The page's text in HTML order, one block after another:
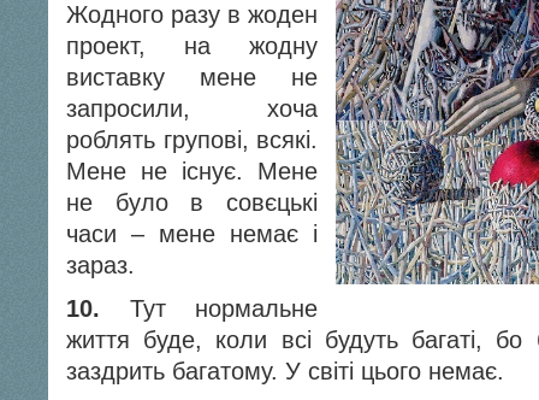
Жодного разу в жоден
проект, на жодну
виставку мене не
запросили, хоча
роблять групові, всякі.
Мене не існує. Мене
не було в совєцькі
часи – мене немає і
зараз.
10. Тут нормальне
життя буде, коли всі будуть багаті, бо
заздрить багатому. У світі цього немає.